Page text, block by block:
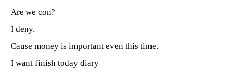
Are we con?
I deny.
Cause money is important even this time.
I want finish today diary